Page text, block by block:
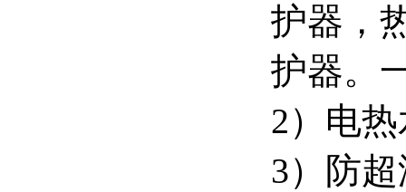
护器，
护器。
2）电
3）防